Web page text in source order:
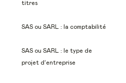
titres
SAS ou SARL : la comptabilité
SAS ou SARL : le type de
projet d’entreprise